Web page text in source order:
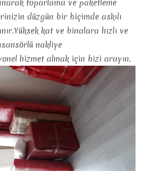
toparlama ve paketleme
düzgün bir biçimde askılı
kat ve binalara hızlı ve
nakliye
hizmet almak için bizi arayın.